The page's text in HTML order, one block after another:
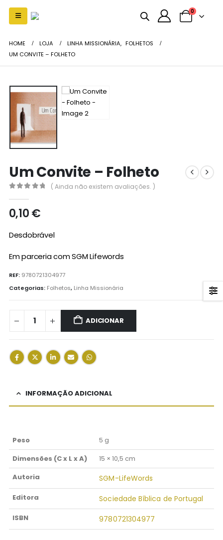
0
HOME LOJA LINHA MISSIONÁRIA, FOLHETOS
UM CONVITE – FOLHETO
Um Convite – Folheto
( Ainda não existem avaliações. )
0,10€
Desdobrável
Em parceria com SGM Lifewords
REF: 9780721304977
Categorias: Folhetos, Linha Missionária
ADICIONAR
INFORMAÇÃO ADICIONAL
Peso
5 g
Dimensões (C x L x A)
15 × 10,5 cm
Autoria
SGM-LifeWords
Editora Sociedade Bíblica de Portugal
ISBN 9780721304977